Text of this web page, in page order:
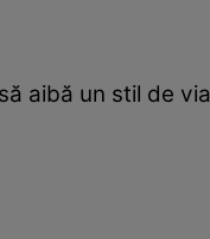
aibă un stil de